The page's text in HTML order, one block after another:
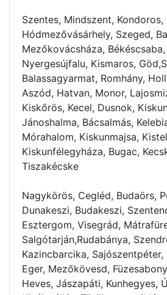
Szentes, Mindszent, Kondoros,
Hódmezővásárhely, Szeged,
Mezőkovácsháza,
Nyergesújfalu, Kismaros,
Balassagyarmat, Romhány,
Aszód, Hatvan, Monor,
Kiskőrös, Kecel, Dusnok,
Jánoshalma, Bácsalmás,
Mórahalom, Kiskunmajsa,
Kiskunfélegyháza, Bugac,
Tiszakécske
Nagykörös, Cegléd, Budaörs,
Dunakeszi, Budakeszi,
Esztergom, Visegrád,
Salgótarján,Rudabánya,
Kazincbarcika, Sajószentpéter,
Eger, Mezőkövesd,
Heves, Jászapáti, Kunhegyes,